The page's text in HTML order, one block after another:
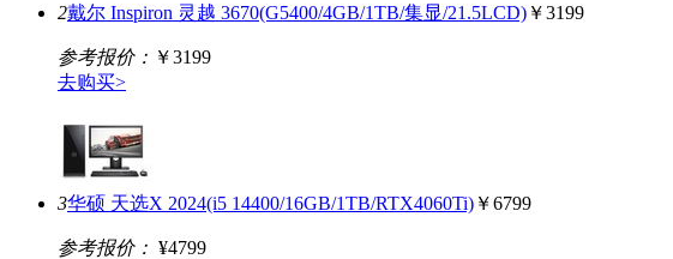
2戴尔 Inspiron 灵越 3670(G5400/4GB/1TB/集显/21.5LCD) ￥3199
参考报价： ￥3199
去购买>
3华硕 天选X 2024(i5 14400/16GB/1TB/RTX4060Ti) ￥6799
参考报价： ¥4799